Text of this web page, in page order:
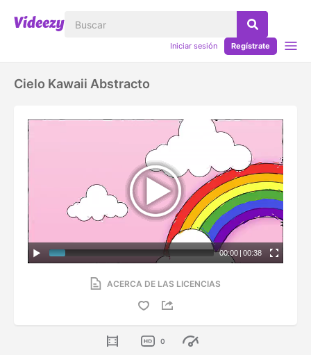
Iniciar sesión Regístrate
Cielo Kawaii Abstracto
00:00 | 00:38
ACERCA DE LAS LICENCIAS
0